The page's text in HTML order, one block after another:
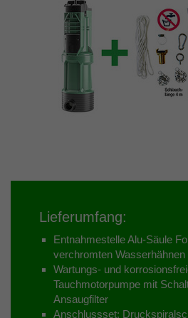
Lieferumfang:
Entnahmestelle Alu-Säule
verchromten Wasserhähnen
Wartungs- und
Tauchmotorpumpe mit
Ansaugfilter
Anschlussset: